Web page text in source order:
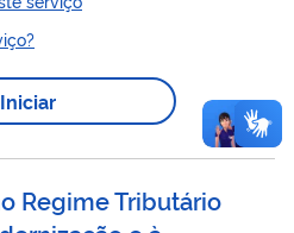
em suas contas de
aprovados pela Ancine.
Iniciar
Regime Tributário